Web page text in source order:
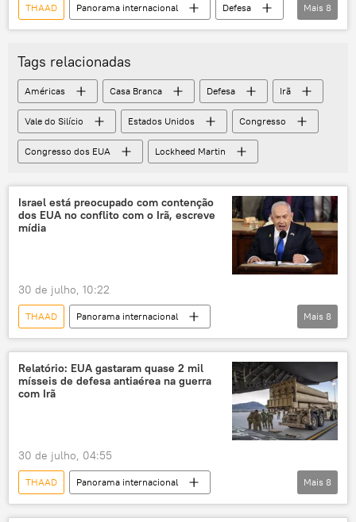
THAAD Panorama internacional
Defesa
Estados Unidos
Irã
Centro de Estudos Estratégicos e Internacionais (CSIS)
Patriot
Tomahawk
EUA
mísseis
interceptadores
Mais 8
Tags relacionadas
Américas Casa Branca Defesa Irã
Vale do Silício Estados Unidos Congresso
Congresso dos EUA Lockheed Martin
Israel está preocupado com contenção
dos EUA no conflito com o Irã, escreve
mídia
30 de julho, 10:22
THAAD
Panorama internacional
Donald Trump
Benjamin Netanyahu
Irã
Israel
Estados Unidos
Patriot
preocupação combates
Mais 8
Relatório: EUA gastaram quase 2 mil
mísseis de defesa antiaérea na guerra
com Irã
30 de julho, 04:55
THAAD
Panorama internacional
Vladimir Zelensky
Donald Trump
Mais 8